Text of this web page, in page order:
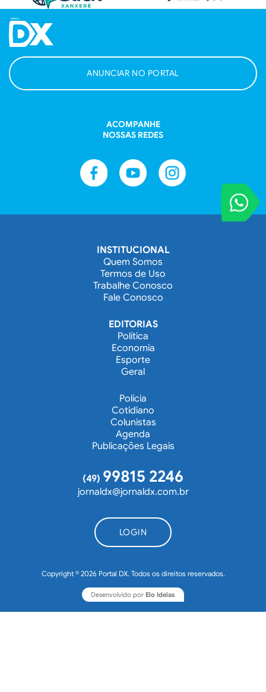
VOCÊ
Entre em
ANUNCIAR NO PORTAL
ACOMPANHE
NOSSAS REDES
INSTITUCIONAL
Quem Somos
Termos de Uso
Trabalhe Conosco
Fale Conosco
EDITORIAS
Política
Economia
Esporte
Geral
Polícia
Cotidiano
Colunistas
Agenda
Publicações Legais
(49) 99815 2246
jornaldx@jornaldx.com.br
LOGIN
Copyright © 2026 Portal DX. Todos os direitos reservados.
Desenvolvido por Elo Ideias